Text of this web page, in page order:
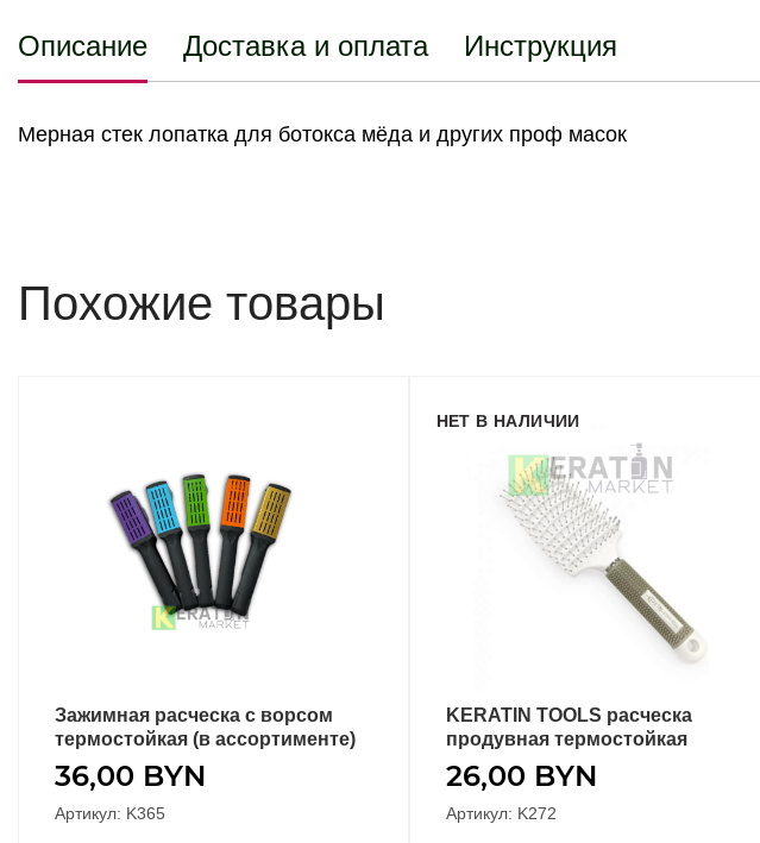
Описание Доставка и оплата Инструкция
Мерная стек лопатка для ботокса мёда и других проф масок
Похожие товары
ВЫБЕРИТЕ ПАРАМЕТРЫ
Зажимная расческа с ворсом
термостойкая (в ассортименте)
36,00 BYN
Артикул: K365
НЕТ В НАЛИЧИИ
ПОДРОБНЕЕ
KERATIN TOOLS расческа
продувная термостойкая
26,00 BYN
Артикул: K272